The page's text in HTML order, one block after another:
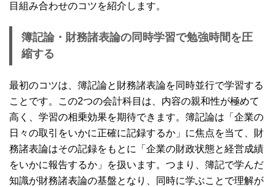
目組み合わせのコツを紹介します。
簿記論・財務諸表論の同時学習で勉強時間を圧
縮する
最初のコツは、簿記論と財務諸表論を同時並行で学習する
ことです。この2つの会計科目は、内容の親和性が極めて
高く、学習の相乗効果を期待できます。簿記論は「企業の
日々の取引をいかに正確に記録するか」に焦点を当て、財
務諸表論はその記録をもとに「企業の財政状態と経営成績
をいかに報告するか」を扱います。つまり、簿記で学んだ
知識が財務諸表論の基盤となり、同時に学ぶことで理解が